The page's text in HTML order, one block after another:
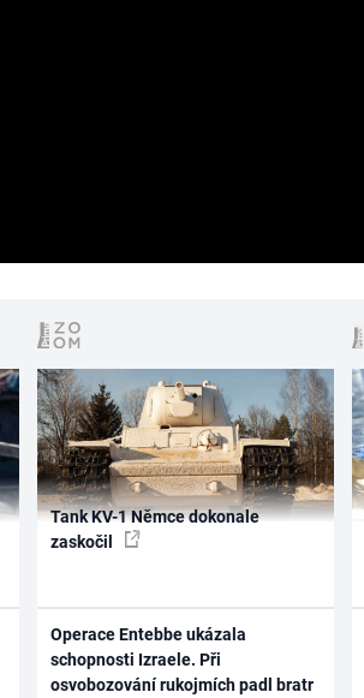
Tank KV-1 Němce dokonale
zaskočil
Operace Entebbe ukázala
schopnosti Izraele. Při
osvobozování rukojmích padl bratr